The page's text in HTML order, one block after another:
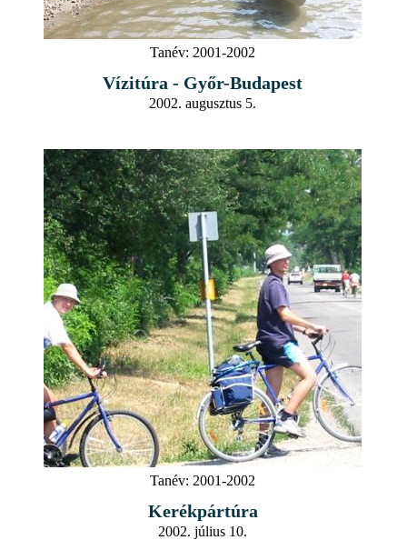
Tanév: 2001-2002
Vízitúra - Győr-Budapest
2002. augusztus 5.
Tanév: 2001-2002
Kerékpártúra
2002. július 10.